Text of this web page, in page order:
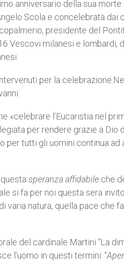
anniversario della sua
Scola e concelebrata dai
presidente del
Vescovi milanesi e lombardi,
per la
«celebrare l’Eucaristia nel
per rendere grazie a Dio
tutti gli uomini continua ad
speranza affidabile che
si fa per noi questa sera
varia natura, quella pace che
del cardinale Martini “La
l’uomo in questi termini: “